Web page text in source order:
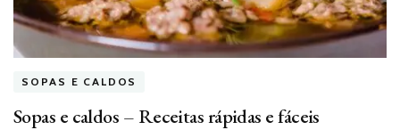
SOPAS E CALDOS
Sopas e caldos – Receitas rápidas e fáceis